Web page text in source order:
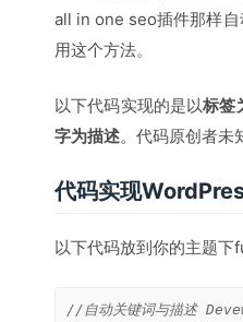
all in one seo插件那样
用这个方法。
以下代码实现的是以标签
字为描述。代码原创者未
代码实现
以下代码放到你的主题
//自动关键词与描述